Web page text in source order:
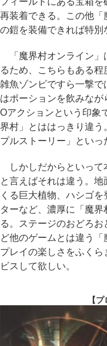
再装着できる。この他
の鎧を装備できれば特別
「魔界村オンライン」
るため、こちらもある程
雑魚ゾンビですら一撃
はポーションを飲みな
Oアクションという印象
界村」とははっきり違う
プルストーリー」といっ
しかしだからといって
と言えばそれは違う。
くる巨大植物、ハシゴ
ターなど、濃厚に「魔
る。ステージのおどろ
ど他のゲームとは違う「
プレイの楽しさをふく
ビスして欲しい。
【